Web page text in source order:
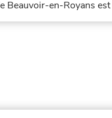
Beauvoir-en-Royans